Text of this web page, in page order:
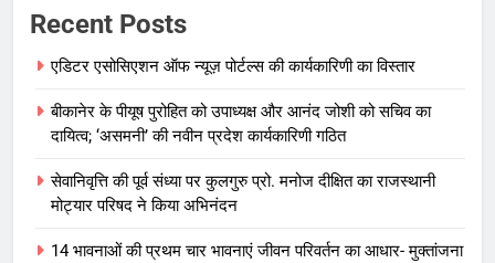
Recent Posts
एडिटर एसोसिएशन ऑफ न्यूज़ पोर्टल्स की कार्यकारिणी का विस्तार
बीकानेर के पीयूष पुरोहित को उपाध्यक्ष और आनंद जोशी को सचिव का
दायित्व; ‘असमनी’ की नवीन प्रदेश कार्यकारिणी गठित
सेवानिवृत्ति की पूर्व संध्या पर कुलगुरु प्रो. मनोज दीक्षित का राजस्थानी
मोट्यार परिषद ने किया अभिनंदन
14 भावनाओं की प्रथम चार भावनाएं जीवन परिवर्तन का आधार- मुक्तांजना